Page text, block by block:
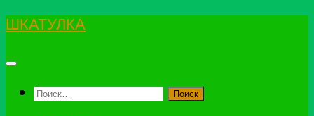
Перейти
содержимому
ШКАТУЛКА
Найти: